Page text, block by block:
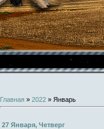
Главная » 2022 » Январь
27 Января, Четверг